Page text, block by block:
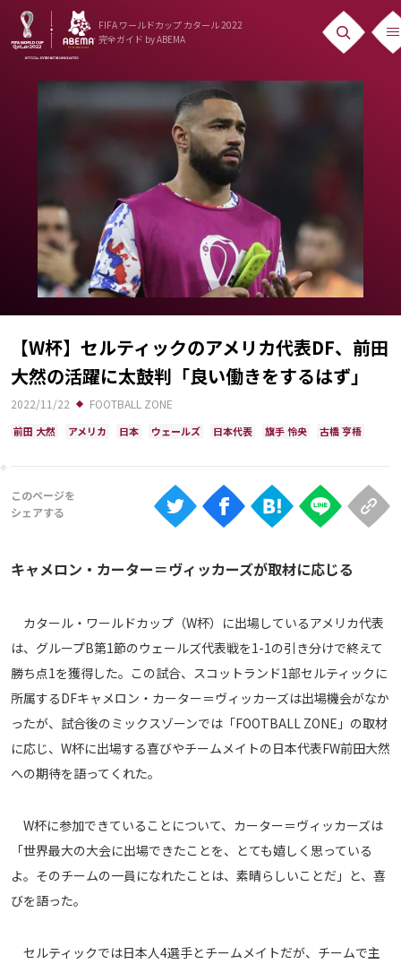
FIFA ワールドカップ カタール 2022
完全ガイド by ABEMA
ニュース
Teams
日本代表
Team Japan
日程・結果
Schedule
ランキング
Ranking
ABEMAの視聴について
Android
Web
TV
メディアアライアンス
【W杯】セルティックのアメリカ代表DF、前田
大然の活躍に太鼓判「良い働きをするはず」
2022/11/22 FOOTBALL ZONE
前田 大然 アメリカ 日本 ウェールズ 日本代表 旗手 怜央 古橋 亨梧
キャメロン・カーター＝ヴィッカーズが取材に応じる
カタール・ワールドカップ（W杯）に出場しているアメリカ代表
は、グループB第1節のウェールズ代表戦を1-1の引き分けで終えて
勝ち点1を獲得した。この試合、スコットランド1部セルティックに
所属するDFキャメロン・カーター＝ヴィッカーズは出場機会がなか
ったが、試合後のミックスゾーンでは「FOOTBALL ZONE」の取材
に応じ、W杯に出場する喜びやチームメイトの日本代表FW前田大然
への期待を語ってくれた。
W杯に参加できていることについて、カーター＝ヴィッカーズは
「世界最大の大会に出場できたことを、とても嬉しく思っている
よ。そのチームの一員になれたことは、素晴らしいことだ」と、喜
びを語った。
セルティックでは日本人4選手とチームメイトだが、チームで主